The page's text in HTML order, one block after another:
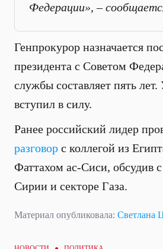
Федерации», –
Генпрокурор назначается
президента с Советом
службы составляет пять
вступил в силу.
Ранее российский лидер
разговор с коллегой из
Фаттахом ас-Сиси, обсудив
Сирии и секторе Газа.
Материал опубликовала: Светлана